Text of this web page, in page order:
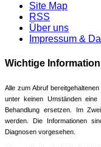
Site Map
RSS
Über uns
Impressum &
Wichtige Information
Alle zum Abruf
unter keinen Umständen eine
Behandlung ersetzen. Im
werden. Die Informationen
Diagnosen vorgesehen.